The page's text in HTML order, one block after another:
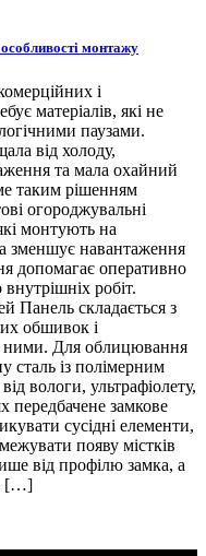
монтажу
і
матеріалів, які не
паузами.
від холоду,
та мала охайний
таким рішенням
огороджувальні
монтують на
зменшує навантаження
допомагає оперативно
робіт.
Панель складається з
обшивок і
ними. Для облицювання
сталь із полімерним
вологи, ультрафіолету,
передбачене замкове
сусідні елементи,
появу містків
від профілю замка, а
[…]